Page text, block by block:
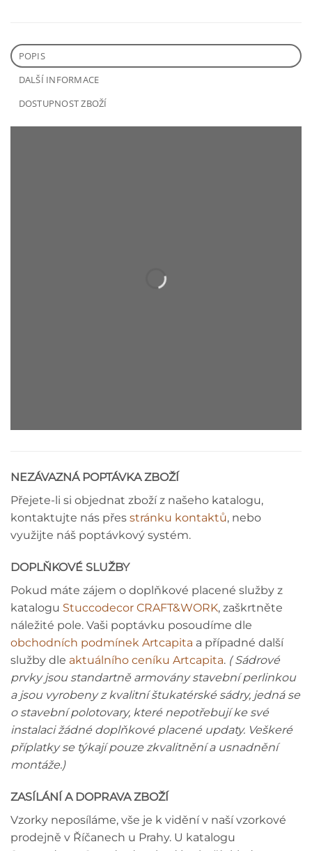
POPIS
DALŠÍ INFORMACE
DOSTUPNOST ZBOŽÍ
NEZÁVAZNÁ POPTÁVKA ZBOŽÍ
Přejete-li si objednat zboží z našeho katalogu,
kontaktujte nás přes stránku kontaktů, nebo
využijte náš poptávkový systém.
DOPLŇKOVÉ SLUŽBY
Pokud máte zájem o doplňkové placené služby z
katalogu Stuccodecor CRAFT&WORK, zaškrtněte
náležité pole. Vaši poptávku posoudíme dle
obchodních podmínek Artcapita a případné další
služby dle aktuálního ceníku Artcapita. ( Sádrové
prvky jsou standartně armovány stavební perlinkou
a jsou vyrobeny z kvalitní štukatérské sádry, jedná se
o stavební polotovary, které nepotřebují ke své
instalaci žádné doplňkové placené updaty. Veškeré
příplatky se týkají pouze zkvalitnění a usnadnění
montáže.)
ZASÍLÁNÍ A DOPRAVA ZBOŽÍ
Vzorky neposíláme, vše je k vidění v naší vzorkové
prodejně v Říčanech u Prahy. U katalogu